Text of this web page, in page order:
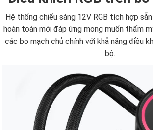
Hệ thống chiếu sáng 12V RGB tích hợp
hoàn toàn mới đáp ứng mong muốn thẩm
các bo mạch chủ chính với khả năng điều
bộ.